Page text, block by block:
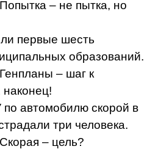
– не пытка, но
первые шесть
образований.
– шаг к
автомобилю скорой в
три человека.
– цель?